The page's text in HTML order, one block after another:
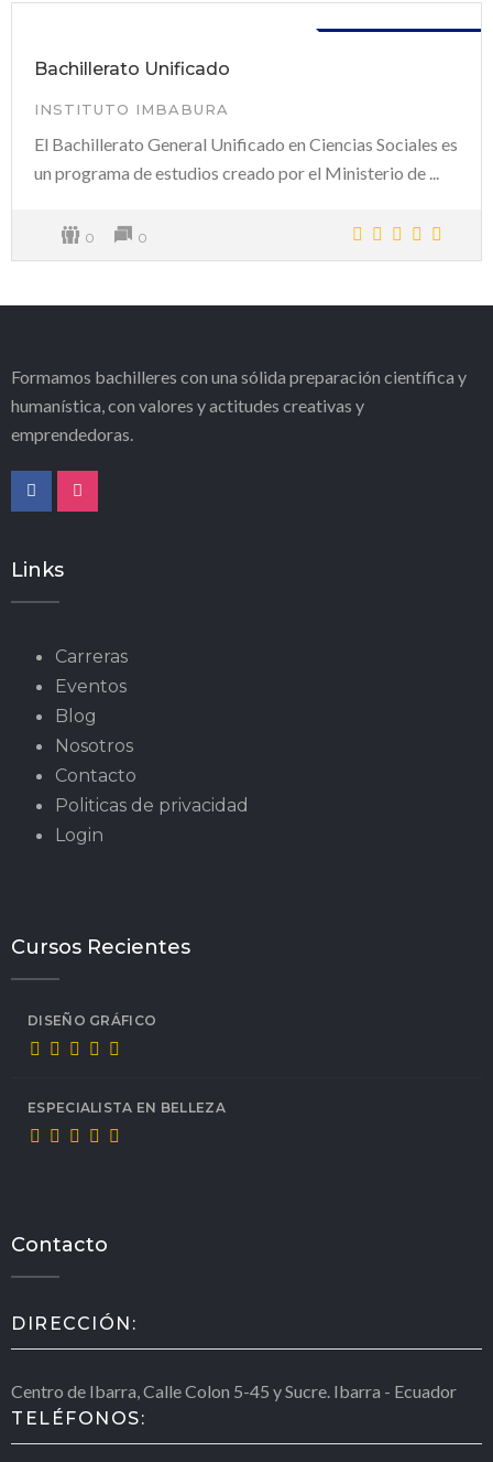
Bachillerato Unificado
INSTITUTO IMBABURA
El Bachillerato General Unificado en Ciencias Sociales es
un programa de estudios creado por el Ministerio de ...
0 0
Formamos bachilleres con una sólida preparación científica y
humanística, con valores y actitudes creativas y
emprendedoras.
Links
Carreras
Eventos
Blog
Nosotros
Contacto
Politicas de privacidad
Login
Cursos Recientes
DISEÑO GRÁFICO
ESPECIALISTA EN BELLEZA
Contacto
DIRECCIÓN:
Centro de Ibarra, Calle Colon 5-45 y Sucre. Ibarra - Ecuador
TELÉFONOS: